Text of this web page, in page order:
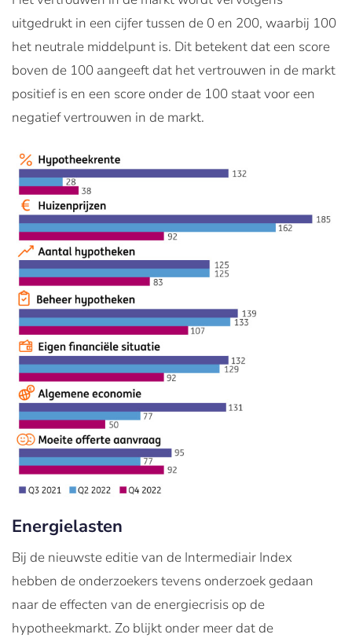
uitgedrukt in een cijfer tussen de 0 en 200, waarbij 100
het neutrale middelpunt is. Dit betekent dat een score
boven de 100 aangeeft dat het vertrouwen in de markt
positief is en een score onder de 100 staat voor een
negatief vertrouwen in de markt.
Energielasten
Bij de nieuwste editie van de Intermediair Index
hebben de onderzoekers tevens onderzoek gedaan
naar de effecten van de energiecrisis op de
hypotheekmarkt. Zo blijkt onder meer dat de